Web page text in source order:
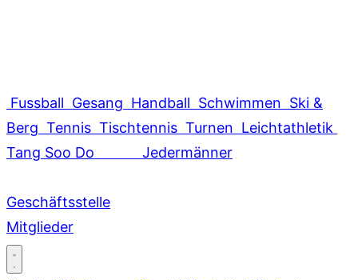
Fussball Gesang Handball Schwimmen Ski &
Berg Tennis Tischtennis Turnen Leichtathletik
Tang Soo Do
Jedermänner
Geschäftsstelle
Mitglieder